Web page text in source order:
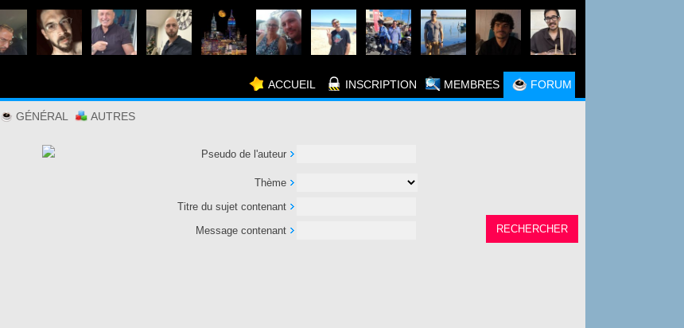
ACCUEIL INSCRIPTION MEMBRES FORUM
GÉNÉRAL AUTRES
Pseudo de l'auteur
Thème
Titre du sujet contenant
Message contenant